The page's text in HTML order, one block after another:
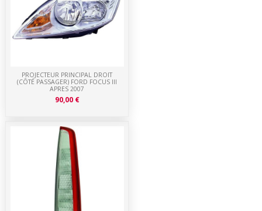
PROJECTEUR PRINCIPAL DROIT
(CÔTÉ PASSAGER) FORD FOCUS III
APRES 2007
90,00 €